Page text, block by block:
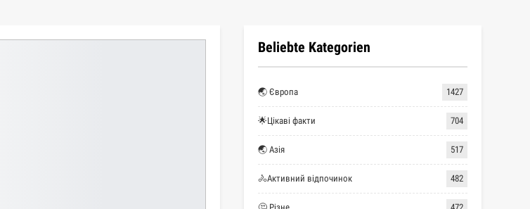
Beliebte Kategorien
🌏 Європа 1427
🌟Цікаві факти 704
🌏 Азія 517
🚴Активний відпочинок 482